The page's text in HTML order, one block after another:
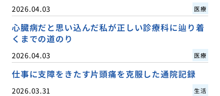
2026.04.03 医療
心臓病だと思い込んだ私が正しい診療科に辿り着
くまでの道のり
2026.04.03 医療
仕事に支障をきたす片頭痛を克服した通院記録
2026.03.31 生活